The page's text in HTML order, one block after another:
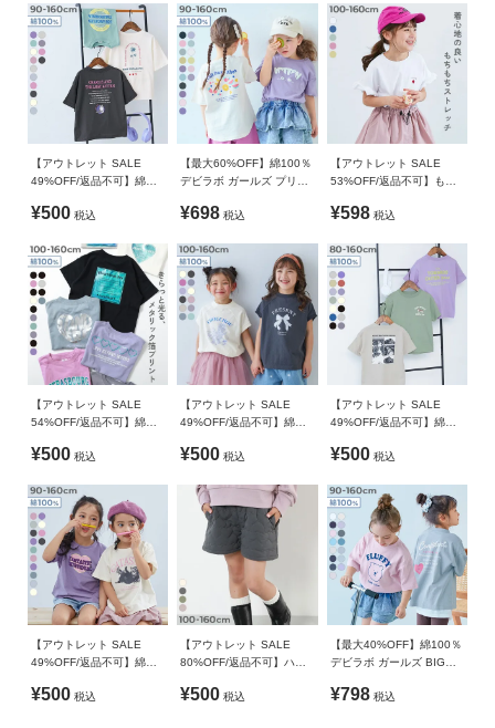
FOLLOW
通気性がよく、暑い日も快適に過ごせます。
伸縮性：ふつう
■スタイリング
トップスを主役に、カジュアルなアイテムとのコーディネート
がおすすめ。
いつものコーディネートに程よく甘さをプラスしてくれます。
不可 / 日陰つり干し/ 洗濯ネット使用 / プリント部分アイロン
禁止
ご注意事項
・摩擦や水、汗などで色が移ることがあります。ご注意くだ
さい。
・平置きにて採寸しているため、サイズや形に多少の誤差が
生じる場合があります。あらかじめご了承ください。
・生産時期により、多少色味が異なる場合がございますが、
素材・サイズ等の品質に違いはございません。
【アウトレット SALE
49%OFF/返品不可】綿
BIGシルエット プリント半
¥500 税込
【最大60%OFF】綿100％
デビラボ ガールズ プリン
¥698 税込
【アウトレット SALE
53%OFF/返品不可】もち
ワンポイント刺繍Tシャツ
¥598 税込
【アウトレット SALE
54%OFF/返品不可】綿
とメタリック】 ガールズ
半袖Tシャツ
¥500 税込
【アウトレット SALE
49%OFF/返品不可】綿
フレンチラグラン プリン
¥500 税込
【アウトレット SALE
49%OFF/返品不可】綿
エット プリント半袖Tシャ
¥500 税込
【アウトレット SALE
49%OFF/返品不可】綿
プリント半袖Tシャツ
¥500 税込
【アウトレット SALE
80%OFF/返品不可】ハー
パンツ
¥500 税込
【最大40%OFF】綿100％
デビラボ ガールズ BIGシ
ャツ
¥798 税込